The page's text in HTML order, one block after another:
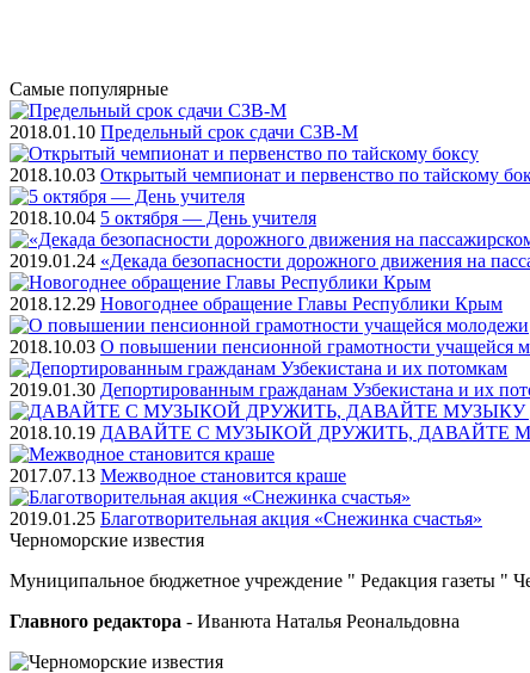
Самые популярные
2018.01.10 Предельный срок сдачи СЗВ-М
2018.10.03 Открытый чемпионат и первенство по тайскому
2018.10.04 5 октября — День учителя
2019.01.24 «Декада безопасности дорожного движения на
2018.12.29 Новогоднее обращение Главы Республики Крым
2018.10.03 О повышении пенсионной грамотности учащейся
2019.01.30 Депортированным гражданам Узбекистана и их
2018.10.19 ДАВАЙТЕ С МУЗЫКОЙ ДРУЖИТЬ, ДАВАЙТЕ
2017.07.13 Межводное становится краше
2019.01.25 Благотворительная акция «Снежинка счастья»
Черноморские известия
Муниципальное бюджетное учреждение " Редакция газеты "
Главного редактора - Иванюта Наталья Реональдовна